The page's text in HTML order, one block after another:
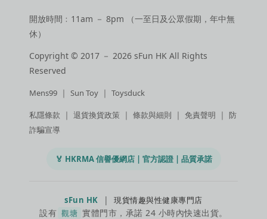
開放時間﹕11am － 8pm （一至日及公眾假期，年中無
休）
Copyright © 2017 － 2026 sFun HK All Rights
Reserved
Mens99 ｜ Sun Toy ｜ Toysduck
私隱條款 ｜ 退貨換貨政策 ｜ 條款與細則 ｜ 免責聲明 ｜ 防
詐騙宣導
🏅 HKRMA 信譽優網店 | 官方認證 | 品質承諾
sFun HK |現貨情趣與性健康專門店
設有 觀塘 實體門市，承諾 24 小時內快速出貨。